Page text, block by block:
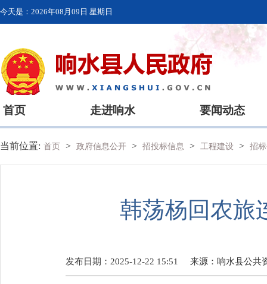
今天是： 2026年08月09日 星期日
首页 走进响水 要闻动态
当前位置: 首页 > 政府信息公开 > 招投标信息 > 工程建设 > 招
韩荡杨回农旅
发布日期：2025-12-22 15:51 来源： 响水县公共